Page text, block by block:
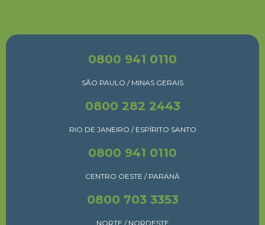
0800 941 0110
SÃO PAULO / MINAS GERAIS
0800 282 2443
RIO DE JANEIRO / ESPÍRITO SANTO
0800 941 0110
CENTRO OESTE / PARANÁ
0800 703 3353
NORTE / NORDESTE